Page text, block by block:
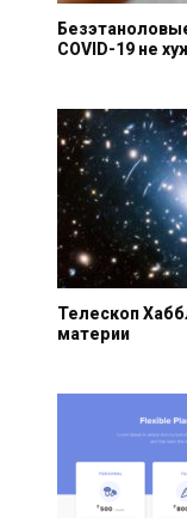
COVID-19 не
Телескоп
материи